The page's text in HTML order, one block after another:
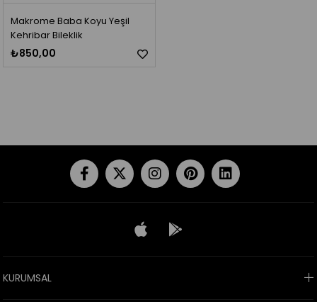
Makrome Baba Koyu Yeşil
Kehribar Bileklik
₺850,00
KURUMSAL